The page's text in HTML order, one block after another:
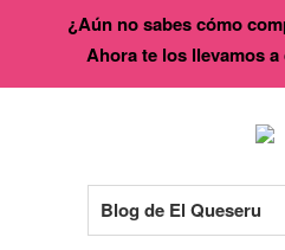
Blog de El Queseru
¿Aún no sabes cómo
Ahora te los llevamos a